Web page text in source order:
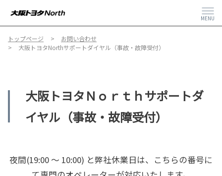
MENU
トップページ
お問い合わせ
大阪トヨタNorthサポートダイヤル（事故・故障受付）
大阪トヨタＮｏｒｔｈサポートダ
イヤル（事故・故障受付）
夜間(19:00 〜 10:00) と弊社休業日は、こちらの番号に